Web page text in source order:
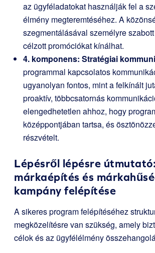
az ügyféladatokat használják fel a
élmény megteremtéséhez. A
szegmentálásával személyre
célzott promóciókat kínálhat.
4. komponens: Stratégiai
programmal kapcsolatos
ugyanolyan fontos, mint a felkínált
proaktív, többcsatornás
elengedhetetlen ahhoz, hogy
középpontjában tartsa, és
részvételt.
Lépésről lépésre
márkaépítés és
kampány felépítése
A sikeres program felépítéséhez
megközelítésre van szükség, amely
célok és az ügyfélélmény